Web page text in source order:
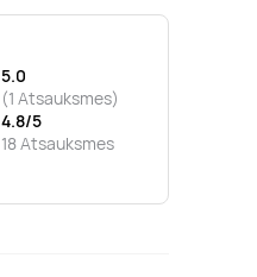
5.0
(1 Atsauksmes)
4.8/5
18 Atsauksmes